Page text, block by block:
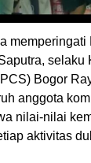
memperingati
selaku
Bogor
anggota
nilai-nilai
aktivitas